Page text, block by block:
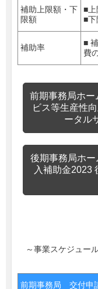
補助上限額・下
限額
■上
■下
補助率 ■
費
前期事務局ホ
ビス等生産性
ータル
後期事務局ホ
入補助金2023
～事業スケジュー
前期事務局 交付申